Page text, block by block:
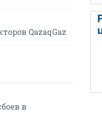
QazaqGaz
в